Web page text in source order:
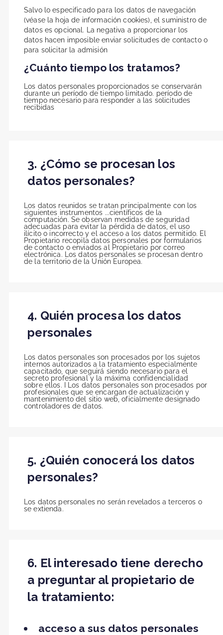
Salvo lo especificado para los datos de navegación
(véase la hoja de información cookies), el suministro de
datos es opcional. La negativa a proporcionar los
datos hacen imposible enviar solicitudes de contacto o
para solicitar la admisión
¿Cuánto tiempo los tratamos?
Los datos personales proporcionados se conservarán
durante un período de tiempo limitado. período de
tiempo necesario para responder a las solicitudes
recibidas
3. ¿Cómo se procesan los
datos personales?
Los datos reunidos se tratan principalmente con los
siguientes instrumentos ...científicos de la
computación. Se observan medidas de seguridad
adecuadas para evitar la pérdida de datos, el uso
ilícito o incorrecto y el acceso a los datos permitido. El
Propietario recopila datos personales por formularios
de contacto o enviados al Propietario por correo
electrónica. Los datos personales se procesan dentro
de la territorio de la Unión Europea.
4. Quién procesa los datos
personales
Los datos personales son procesados por los sujetos
internos autorizados a la tratamiento especialmente
capacitado, que seguirá siendo necesario para el
secreto profesional y la máxima confidencialidad
sobre ellos. I Los datos personales son procesados por
profesionales que se encargan de actualización y
mantenimiento del sitio web, oficialmente designado
controladores de datos.
5. ¿Quién conocerá los datos
personales?
Los datos personales no serán revelados a terceros o
se extienda.
6. El interesado tiene derecho
a preguntar al propietario de
la tratamiento:
acceso a sus datos personales